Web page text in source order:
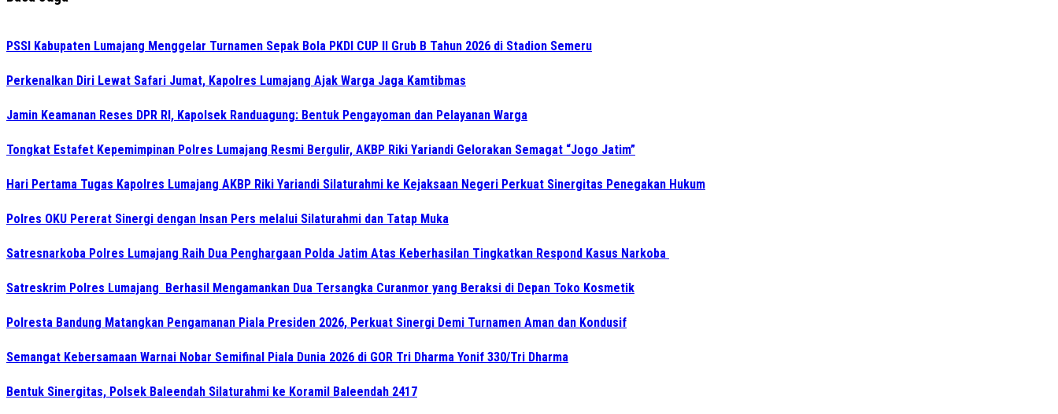
PSSI Kabupaten Lumajang Menggelar Turnamen Sepak Bola PKDI CUP II Grub B Tahun 2026 di Stadion Semeru
Perkenalkan Diri Lewat Safari Jumat, Kapolres Lumajang Ajak Warga Jaga Kamtibmas
Jamin Keamanan Reses DPR RI, Kapolsek Randuagung: Bentuk Pengayoman dan Pelayanan Warga
Tongkat Estafet Kepemimpinan Polres Lumajang Resmi Bergulir, AKBP Riki Yariandi Gelorakan Semagat “Jogo Jatim”
Hari Pertama Tugas Kapolres Lumajang AKBP Riki Yariandi Silaturahmi ke Kejaksaan Negeri Perkuat Sinergitas Penegakan Hukum
Polres OKU Pererat Sinergi dengan Insan Pers melalui Silaturahmi dan Tatap Muka
Satresnarkoba Polres Lumajang Raih Dua Penghargaan Polda Jatim Atas Keberhasilan Tingkatkan Respond Kasus Narkoba
Satreskrim Polres Lumajang Berhasil Mengamankan Dua Tersangka Curanmor yang Beraksi di Depan Toko Kosmetik
Polresta Bandung Matangkan Pengamanan Piala Presiden 2026, Perkuat Sinergi Demi Turnamen Aman dan Kondusif
Semangat Kebersamaan Warnai Nobar Semifinal Piala Dunia 2026 di GOR Tri Dharma Yonif 330/Tri Dharma
Bentuk Sinergitas, Polsek Baleendah Silaturahmi ke Koramil Baleendah 2417